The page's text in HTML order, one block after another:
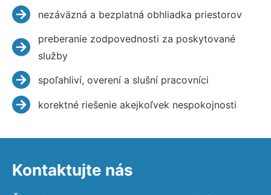
nezáväzná a bezplatná obhliadka priestorov
preberanie zodpovednosti za poskytované
služby
spoľahliví, overení a slušní pracovníci
korektné riešenie akejkoľvek nespokojnosti
Kontaktujte nás